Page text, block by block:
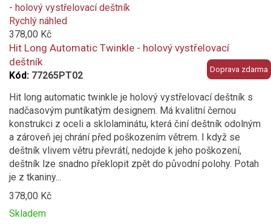
is
added
to
compare
Doprava zdarma
Rychlý náhled
378,00 Kč
Hit Long Automatic Twinkle - holový vystřelovací
deštník
Kód: 77265PT02
Hit long automatic twinkle je holový vystřelovací deštník s
nadčasovým puntíkatým designem. Má kvalitní černou
konstrukci z oceli a sklolaminátu, která činí deštník odolným
a zároveň jej chrání před poškozením větrem. I když se
deštník vlivem větru převrátí, nedojde k jeho poškození,
deštník lze snadno překlopit zpět do původní polohy. Potah
je z tkaniny...
378,00 Kč
Skladem